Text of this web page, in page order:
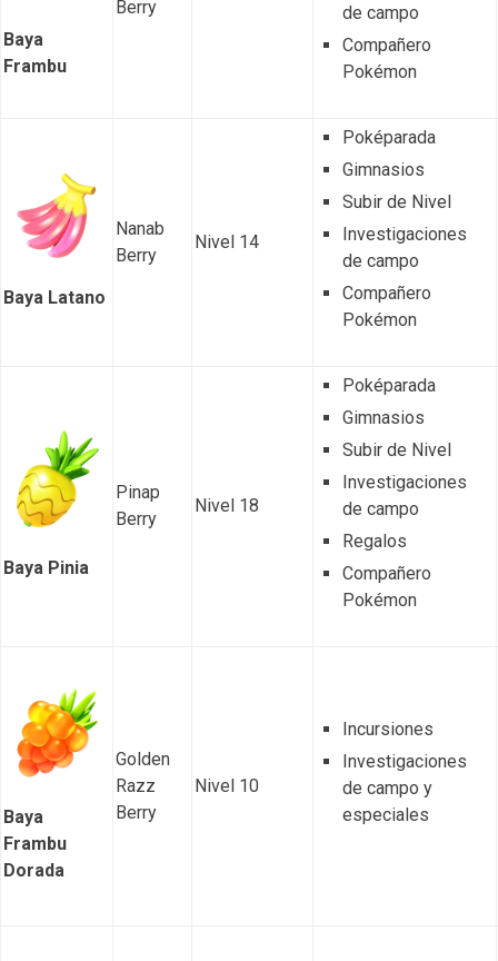
Baya
Frambu
Berry
de campo
Compañero
Pokémon
Baya Latano
Nanab
Berry
Nivel 14
Poképarada
Gimnasios
Subir de Nivel
Investigaciones
de campo
Compañero
Pokémon
Baya Pinia
Pinap
Berry
Nivel 18
Poképarada
Gimnasios
Subir de Nivel
Investigaciones
de campo
Regalos
Compañero
Pokémon
Baya
Frambu
Dorada
Golden
Razz
Berry
Nivel 10
Incursiones
Investigaciones
de campo y
especiales